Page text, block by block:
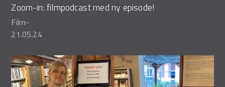
Zoom-in: filmpodcast med ny episode!
Film-
21.05.24